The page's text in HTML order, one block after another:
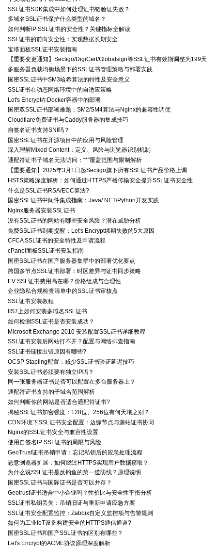
SSL证书SDK集成中如何处理证书链验证失败？
多域名SSL证书保护什么类型的域名？
如何判断IP SSL证书的安全性？关键指标全解读
SSL证书的前向安全性：实现数据长期安全
宝塔面板SSL证书安装指南
【重要变更通知】Sectigo/DigiCert/Globalsign等SSL证书有效期调整为199天
多服务器负载均衡场景下的SSL证书管理策略与部署实践
国密SSL证书中SM3哈希算法的特性及安全意义
SSL证书在动态网络环境中的自适应策略
Let's Encrypt在Docker容器中的部署
国密双SSL证书部署难题：SM2/SM4算法与Nginx的兼容性调优
Cloudflare免费证书与Caddy服务器的集成技巧
自签名证书支持SNI吗？
国密SSL证书在开源项目中的应用与风险管理
深入理解Mixed Content：定义、风险与浏览器识别机制
通配符证书子域名无法访问：“*”覆盖范围与限制解析
【重要通知】2025年3月1日起Sectigo旗下所有SSL证书产品价格上调
HSTS策略深度解析：如何通过HTTPS严格传输安全提升SSL证书安全性
什么是SSL证书RSA/ECC算法?
国密SSL证书中间件集成指南：Java/.NET/Python开发实践
Nginx服务器安装SSL证书
没有SSL证书的网站有哪些安全风险？潜在威胁分析
免费SSL证书到期提醒：Let's Encrypt续期失败的5大原因
CFCA SSL证书的安全特性及申请流程
cPanel面板SSL证书安装指南
国密SSL证书在国产服务器集群中的部署优化要点
跨国多节点SSL证书部署：时区差异与证书同步策略
EV SSL证书费用高在哪？价格组成与合理性
企业隐私合规检查清单中的SSL证书审核点
SSL证书安装教程
IIS7上如何安装多域名SSL证书
如何检测SSL证书是否安装成功？
Microsoft Exchange 2010 安装配置SSL证书详细教程
SSL证书安装后网站打不开？配置与网络排查指南
SSL证书链接出错原因有哪些?
OCSP Stapling配置：减少SSL证书验证延迟技巧
安装SSL证书必须要有独立IP吗？
同一张服务器证书是否可以配置在多台服务器上？
通配符证书支持的子域名范围解析
如何判断你的网站是否适合通配符证书?
揭秘SSL证书加密强度：128位、256位有何天壤之别？
CDN环境下SSL证书安全配置：边缘节点与源站证书协同
Nginx的SSL证书安全与兼容性设置
使用自签名IP SSL证书的局限与风险
GeoTrust证书吊销申请：忘记私钥后的应急处理流程
恶意浏览器扩展：如何绕过HTTPS实现用户数据窃取？
为什么说SSL证书是反钓鱼的第一道防线？原理说明
国密SSL证书与国际证书是否可以并存？
Geotrust证书适合中小企业吗？性价比与安全性平衡分析
SSL证书私钥丢失：吊销旧证与重新申请应急方案
SSL证书安全配置监控：Zabbix自定义监控项与告警规则
如何为工业IoT设备构建安全的HTTPS通信通道?
国密SSL证书和国产SSL证书的区别有哪些？
Let's Encrypt的ACME协议原理深度解析